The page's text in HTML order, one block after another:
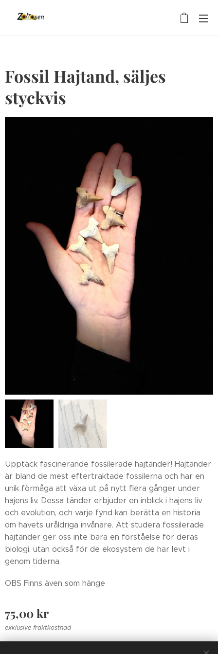
Fossil Hajtand, säljes
styckvis
Upptäck fascinerande fossilerade hajtänder! Hajtänder
är bland de mest eftertraktade fossilerna och har en
unik förmåga att växa ut på nytt flera gånger under
hajens liv. Dessa tänder erbjuder en inblick i hajens liv
och evolution, och varje fynd kan berätta en historia
om havets uråldriga invånare. Att studera fossilerade
hajtänder ger oss inte bara en förståelse för deras
biologi, utan också för de ekosystem de har levt i
genom tiderna.
OBS Finns även som hänge
75,00kr
exklusive fraktkostnad